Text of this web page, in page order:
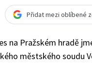
Přidat mezi oblíbené
na Pražském hradě
městského soudu